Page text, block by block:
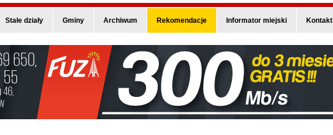
Stałe działy Gminy Archiwum Rekomendacje Informator miejski Kontakt